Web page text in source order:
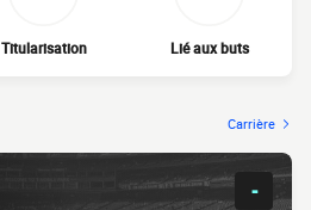
Titularisation Lié aux buts
Carrière
-